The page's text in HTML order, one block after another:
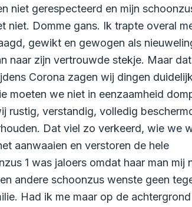
niet gerespecteerd en mijn
niet. Domme gans. Ik trapte overal
gewikt en gewogen als
naar zijn vertrouwde stekje. Maar
Corona zagen wij dingen
moeten we niet in eenzaamheid
rustig, verstandig, volledig
Dat viel zo verkeerd, wie we
aanwaaien en verstoren de hele
1 was jaloers omdat haar man mij
andere schoonzus wenste geen
Had ik me maar op de